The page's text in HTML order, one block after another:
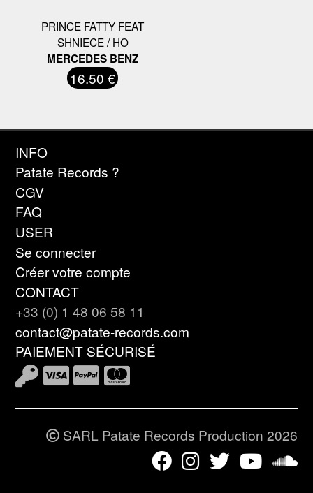
PRINCE FATTY FEAT
SHNIECE / HO
MERCEDES BENZ
16.50 €
INFO
Patate Records ?
CGV
FAQ
USER
Se connecter
Créer votre compte
CONTACT
+33 (0) 1 48 06 58 11
contact@patate-records.com
PAIEMENT SÉCURISÉ
SARL Patate Records Production 2026